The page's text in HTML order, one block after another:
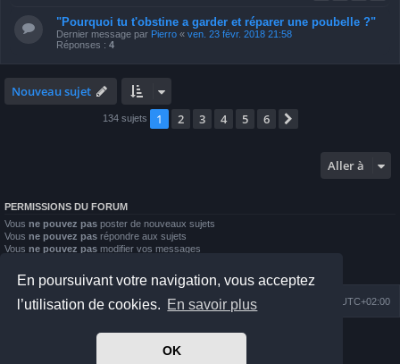
En poursuivant votre navigation, vous acceptez
l’utilisation de cookies. En savoir plus
OK
"Pourquoi tu t'obstine a garder et réparer une poubelle ?"
Dernier message par Pierro « ven. 23 févr. 2018 21:58
Réponses : 4
Nouveau sujet
134 sujets 1 2 3 4 5 6
Aller à
PERMISSIONS DU FORUM
Vous ne pouvez pas poster de nouveaux sujets
Vous ne pouvez pas répondre aux sujets
Vous ne pouvez pas modifier vos messages
Vous
ne pouvez pas joindre des fichiers
Index du forum UTC+02:00
Nous contacter
Développé parphpBB® Forum Software © phpBB Limited
Prosilver Dark Edition by